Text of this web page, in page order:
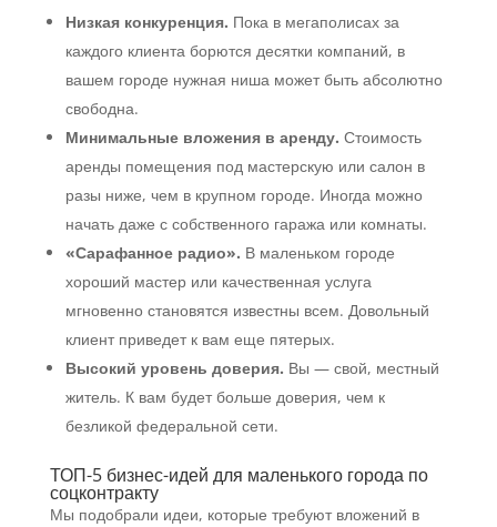
Низкая конкуренция. Пока в мегаполисах за
каждого клиента борются десятки компаний, в
вашем городе нужная ниша может быть абсолютно
свободна.
Минимальные вложения в аренду. Стоимость
аренды помещения под мастерскую или салон в
разы ниже, чем в крупном городе. Иногда можно
начать даже с собственного гаража или комнаты.
«Сарафанное радио». В маленьком городе
хороший мастер или качественная услуга
мгновенно становятся известны всем. Довольный
клиент приведет к вам еще пятерых.
Высокий уровень доверия. Вы — свой, местный
житель. К вам будет больше доверия, чем к
безликой федеральной сети.
ТОП-5 бизнес-идей для маленького города по
соцконтракту
Мы подобрали идеи, которые требуют вложений в